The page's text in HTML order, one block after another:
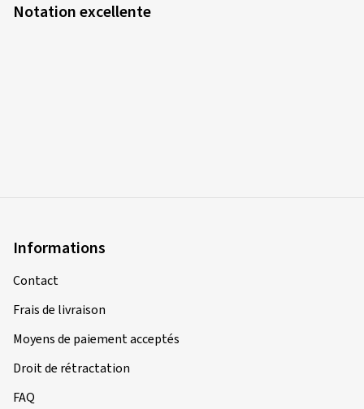
Notation excellente
Informations
Contact
Frais de livraison
Moyens de paiement acceptés
Droit de rétractation
FAQ